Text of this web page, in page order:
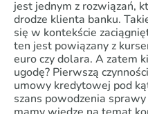
jest jednym z rozwiązań,
drodze klienta banku.
się w kontekście
ten jest powiązany z
euro czy dolara. A zatem
ugodę? Pierwszą
umowy kredytowej pod
szans powodzenia